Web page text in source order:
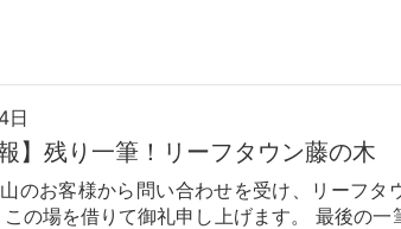
日
報】残り一筆！リーフタウン藤の木
のお客様から問い合わせを受け、リーフタ
の場を借りて御礼申し上げます。 最後の一